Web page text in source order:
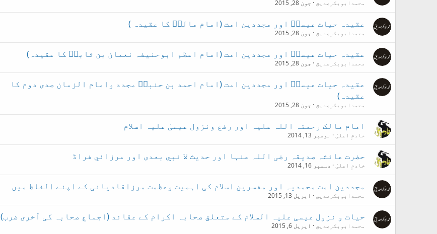
محمدابوبکرصدیق جون 28, 2015
عقیدہ حیات عیسیؑ اور مجددین امت (امام مالکؒ کا عقیدہ )
محمدابوبکرصدیق جون 28, 2015
عقیدہ حیات عیسیؑ اور مجددین امت (امام اعظم ابوحنیفہ نعمان بن ثابتؒ کا عقیدہ)
محمدابوبکرصدیق جون 28, 2015
عقیدہ حیات عیسیؑ اور مجددین امت (امام احمد بن حنبلؒ مجدد وامام الزمان صدی دوم کا
عقیدہ)
محمدابوبکرصدیق جون 28, 2015
امام مالک رحمتہ اللہ علیہ اور رفع ونزول عیسیٰ علیہ اسلام
خادمِ اعلیٰ نومبر 13, 2014
حضرت عائشہ صدیقہ رضی اللہ عنہا اور حديث لا نبي بعدى اور مرزائي فراڈ
خادمِ اعلیٰ دسمبر 16, 2014
مجددین امت محمدیہ اور مفسرین اسلام کی اہمیت وعظمت مرزاقادیانی کے اپنے الفاظ میں
محمدابوبکرصدیق اپریل 13, 2015
حیات و نزول عیسی علیہ السلام کے متعلق صحابہ اکرام کے عقائد (اجماع صحابہ کی آخری ضرب)
محمدابوبکرصدیق اپریل 6, 2015